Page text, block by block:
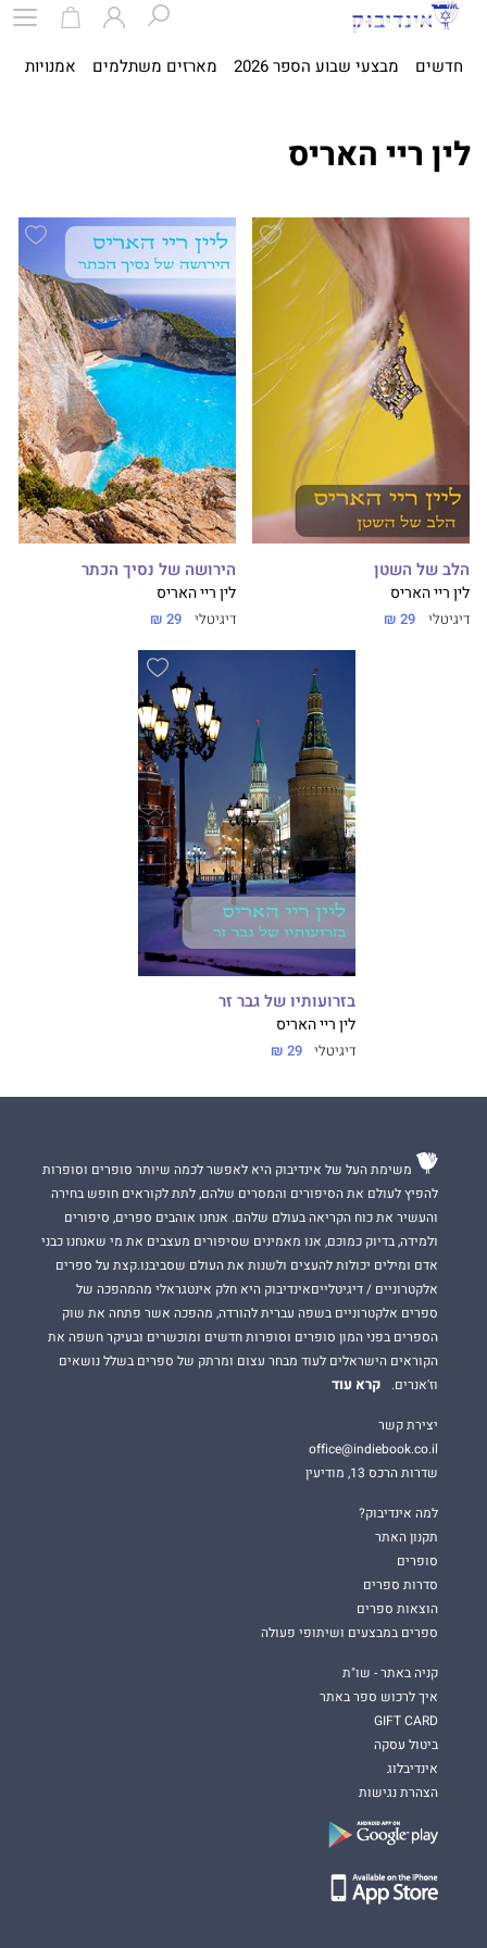
חדשים מבצעי שבוע הספר 2026 מארזים משתלמים אמנויות
לין ריי האריס
הלב של השטן
לין ריי האריס
דיגיטלי 29 ₪
הירושה של נסיך הכתר
לין ריי האריס
דיגיטלי 29 ₪
בזרועותיו של גבר זר
לין ריי האריס
דיגיטלי 29 ₪
משימת העל של אינדיבוק היא לאפשר לכמה שיותר סופרים וסופרות
להפיץ לעולם את הסיפורים והמסרים שלהם, לתת לקוראים חופש בחירה
והעשיר את כוח הקריאה בעולם שלהם. אנחנו אוהבים ספרים, סיפורים
ולמידה, בדיוק כמוכם, אנו מאמינים שסיפורים מעצבים את מי שאנחנו כבני
אדם ומילים יכולות להעצים ולשנות את העולם שסביבנו.קצת על ספרים
אלקטרוניים / דיגיטלייםאינדיבוק היא חלק אינטגראלי מהמהפכה של
ספרים אלקטרוניים בשפה עברית להורדה, מהפכה אשר פתחה את שוק
הספרים בפני המון סופרים וסופרות חדשים ומוכשרים ובעיקר חשפה את
הקוראים הישראלים לעוד מבחר עצום ומרתק של ספרים בשלל נושאים
וז'אנרים.
קרא עוד
יצירת קשר
office@indiebook.co.il
שדרות הרכס 13, מודיעין
למה אינדיבוק?
תקנון האתר
סופרים
סדרות ספרים
הוצאות ספרים
ספרים במבצעים ושיתופי פעולה
קניה באתר - שו"ת
איך לרכוש ספר באתר
GIFT CARD
ביטול עסקה
אינדיבלוג
הצהרת נגישות